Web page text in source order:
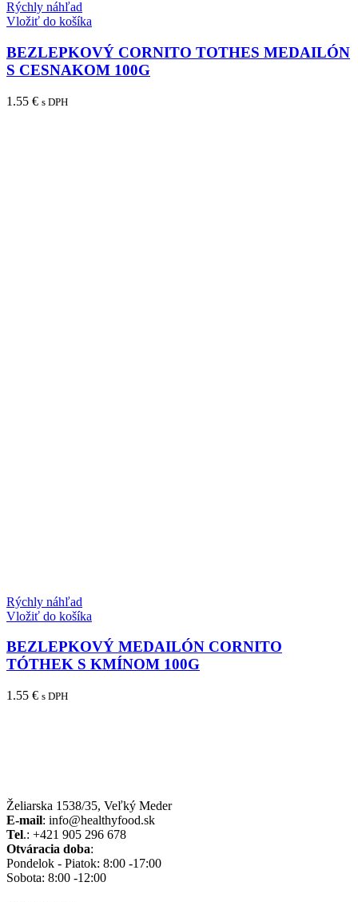
Rýchly náhľad
Vložiť do košíka
BEZLEPKOVÝ CORNITO TOTHES MEDAILÓN
S CESNAKOM 100G
1.55 € s DPH
Rýchly náhľad
Vložiť do košíka
BEZLEPKOVÝ MEDAILÓN CORNITO
TÓTHEK S KMÍNOM 100G
1.55 € s DPH
Želiarska 1538/35, Veľký Meder
E-mail: info@healthyfood.sk
Tel.: +421 905 296 678
Otváracia doba:
Pondelok - Piatok: 8:00 -17:00
Sobota: 8:00 -12:00